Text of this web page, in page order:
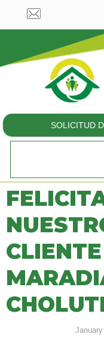
SOLICITUD